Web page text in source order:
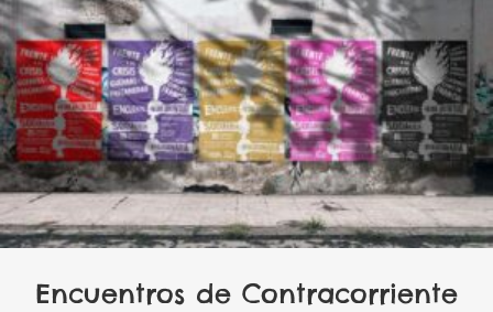
Encuentros de Contracorriente